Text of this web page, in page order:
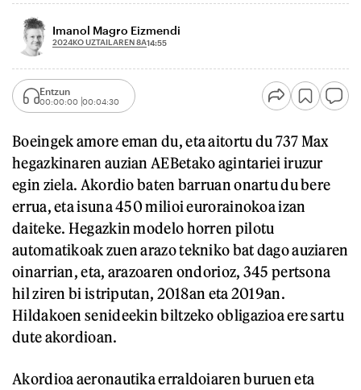
Imanol Magro Eizmendi
2024KO UZTAILAREN 8A14:55
Entzun
00:00:00 00:04:30
Boeingek amore eman du, eta aitortu du 737 Max
hegazkinaren auzian AEBetako agintariei iruzur
egin ziela. Akordio baten barruan onartu du bere
errua, eta isuna 450 milioi eurorainokoa izan
daiteke. Hegazkin modelo horren pilotu
automatikoak zuen arazo tekniko bat dago auziaren
oinarrian, eta, arazoaren ondorioz, 345 pertsona
hil ziren bi istriputan, 2018an eta 2019an.
Hildakoen senideekin biltzeko obligazioa ere sartu
dute akordioan.
Akordioa aeronautika erraldoiaren buruen eta